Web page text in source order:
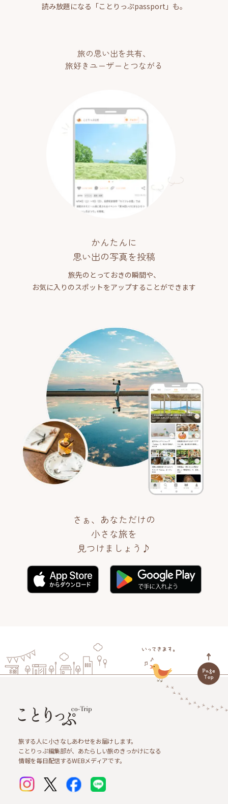
読み放題になる「ことりっぷpassport」も。
旅の思い出を共有、
旅好きユーザーとつながる
かんたんに
思い出の写真を投稿
旅先のとっておきの瞬間や、
お気に入りのスポットをアップすることができます
さぁ、あなただけの
小さな旅を
見つけましょう♪
旅する人に小さなしあわせをお届けします。
ことりっぷ編集部が、あたらしい旅のきっかけになる
情報を毎日配信するWEBメディアです。